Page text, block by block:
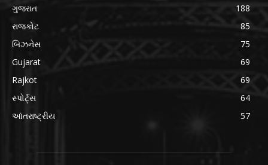
ગુજરાત
188
રાજકોટ
85
બિઝનેસ
75
Gujarat
69
Rajkot
69
સ્પોર્ટ્સ
64
આંતરાષ્ટ્રીય
57